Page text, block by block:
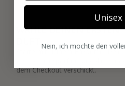
02
WÄHLE DEINEN ERSTEN
Starte mit deinem Favoriten. Dein
dem Checkout verschickt.
Unisex
Nein, ich möchte den